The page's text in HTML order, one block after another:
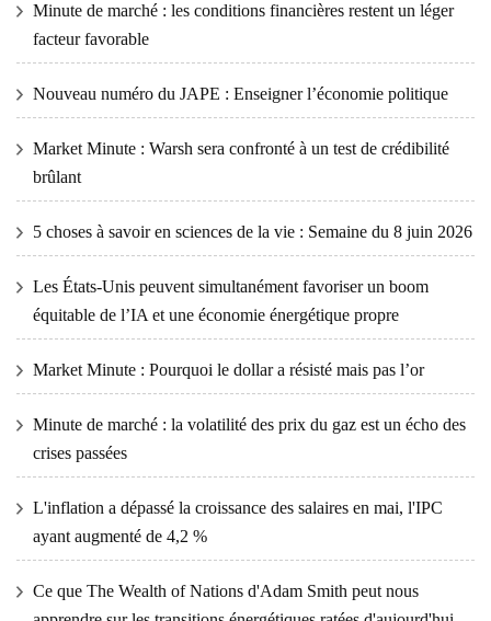
Minute de marché : les conditions financières restent un léger
facteur favorable
Nouveau numéro du JAPE : Enseigner l’économie politique
Market Minute : Warsh sera confronté à un test de crédibilité
brûlant
5 choses à savoir en sciences de la vie : Semaine du 8 juin 2026
Les États-Unis peuvent simultanément favoriser un boom
équitable de l’IA et une économie énergétique propre
Market Minute : Pourquoi le dollar a résisté mais pas l’or
Minute de marché : la volatilité des prix du gaz est un écho des
crises passées
L'inflation a dépassé la croissance des salaires en mai, l'IPC
ayant augmenté de 4,2 %
Ce que The Wealth of Nations d'Adam Smith peut nous